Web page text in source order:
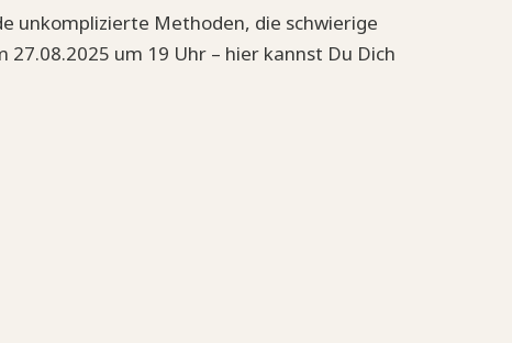
unkomplizierte Methoden, die schwierige
27.08.2025 um 19 Uhr – hier kannst Du Dich